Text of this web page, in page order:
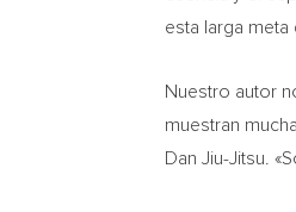
esta larga meta
Nuestro autor
muestran
Dan Jiu-Jitsu.